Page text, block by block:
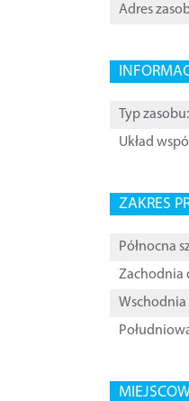
Adres
Typ zasobu:
Układ
ZAKRES
Północna
Zachodnia
Wschodnia